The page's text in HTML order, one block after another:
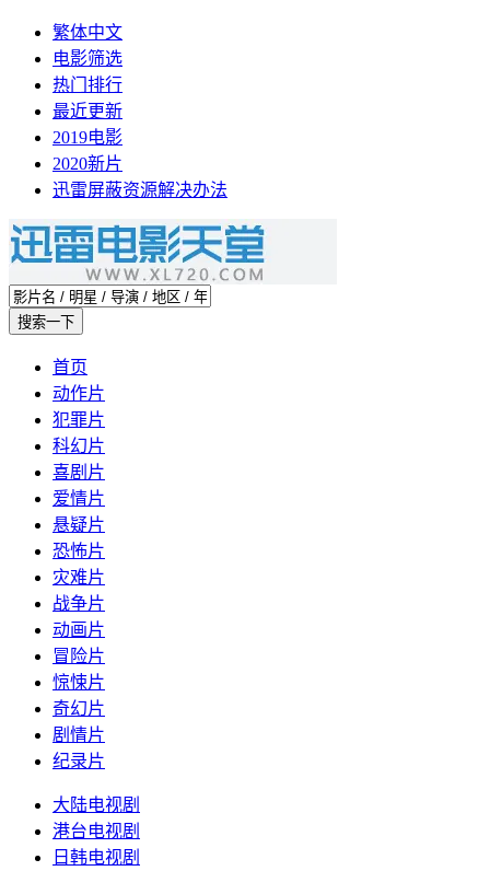
繁体中文
电影筛选
热门排行
最近更新
2019电影
2020新片
迅雷屏蔽资源解决办法
首页
动作片
犯罪片
科幻片
喜剧片
爱情片
悬疑片
恐怖片
灾难片
战争片
动画片
冒险片
惊悚片
奇幻片
剧情片
纪录片
大陆电视剧
港台电视剧
日韩电视剧